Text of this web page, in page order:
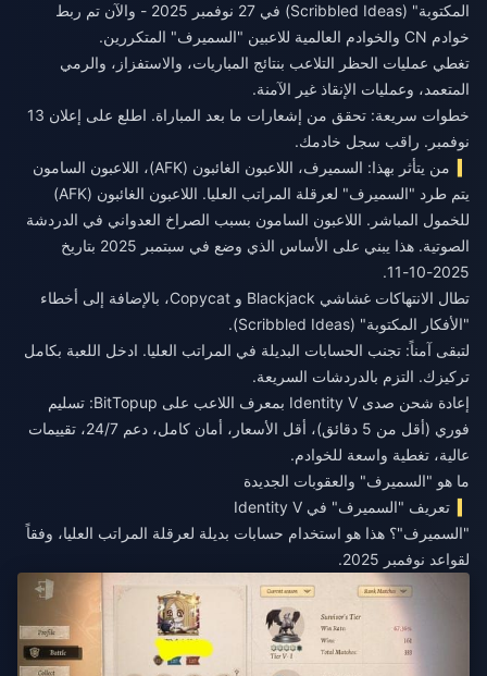
المكتوبة" (Scribbled Ideas) في 27 نوفمبر 2025 - والآن تم ربط
خوادم CN والخوادم العالمية للاعبين "السميرف" المتكررين.
تغطي عمليات الحظر التلاعب بنتائج المباريات، والاستفزاز، والرمي
المتعمد، وعمليات الإنقاذ غير الآمنة.
خطوات سريعة: تحقق من إشعارات ما بعد المباراة. اطلع على إعلان 13
نوفمبر. راقب سجل خادمك.
من يتأثر بهذا: السميرف، اللاعبون الغائبون (AFK)، اللاعبون السامون
يتم طرد "السميرف" لعرقلة المراتب العليا. اللاعبون الغائبون (AFK)
للخمول المباشر. اللاعبون السامون بسبب الصراخ العدواني في الدردشة
الصوتية. هذا يبني على الأساس الذي وضع في سبتمبر 2025 بتاريخ
2025-10-11.
تطال الانتهاكات غشاشي Blackjack و Copycat، بالإضافة إلى أخطاء
"الأفكار المكتوبة" (Scribbled Ideas).
لتبقى آمناً: تجنب الحسابات البديلة في المراتب العليا. ادخل اللعبة بكامل
تركيزك. التزم بالدردشات السريعة.
إعادة شحن صدى Identity V بمعرف اللاعب
على BitTopup: تسليم
فوري (أقل من 5 دقائق)، أقل الأسعار، أمان كامل، دعم 24/7، تقييمات
عالية، تغطية واسعة للخوادم.
ما هو "السميرف" والعقوبات الجديدة
تعريف "السميرف" في Identity V
"السميرف"؟ هذا هو استخدام حسابات بديلة لعرقلة المراتب العليا، وفقاً
لقواعد نوفمبر 2025.